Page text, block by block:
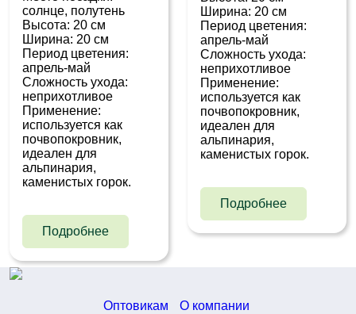
солнце, полутень
Высота: 20 см
Ширина: 20 см
Период цветения:
апрель-май
Сложность ухода:
неприхотливое
Применение:
используется как
почвопокровник,
идеален для
альпинария,
каменистых горок.
Подробнее
Ширина: 20 см
Период цветения:
апрель-май
Сложность ухода:
неприхотливое
Применение:
используется как
почвопокровник,
идеален для
альпинария,
каменистых горок.
Подробнее
Оптовикам
О компании